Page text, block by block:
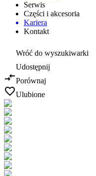
Serwis
Części i akcesoria
Kariera
Kontakt
Wróć do wyszukiwarki
Udostępnij
Porównaj
Ulubione